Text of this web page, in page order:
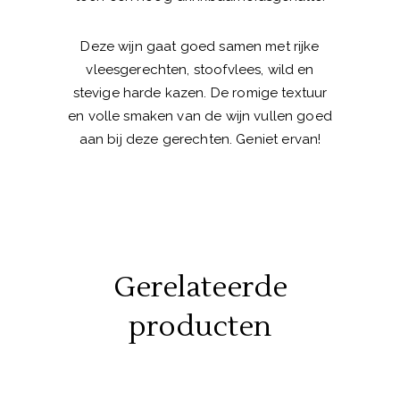
Deze wijn gaat goed samen met rijke
vleesgerechten, stoofvlees, wild en
stevige harde kazen. De romige textuur
en volle smaken van de wijn vullen goed
aan bij deze gerechten. Geniet ervan!
Gerelateerde
producten